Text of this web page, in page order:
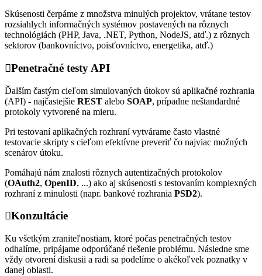
Skúsenosti čerpáme z množstva minulých projektov, vrátane testov
rozsiahlych informačných systémov postavených na rôznych
technológiách (PHP, Java, .NET, Python, NodeJS, atď.) z rôznych
sektorov (bankovníctvo, poisťovníctvo, energetika, atď.)
Penetračné testy API
Ďalším častým cieľom simulovaných útokov sú aplikačné rozhrania
(API) - najčastejšie REST alebo SOAP, prípadne neštandardné
protokoly vytvorené na mieru.
Pri testovaní aplikačných rozhraní vytvárame často vlastné
testovacie skripty s cieľom efektívne preveriť čo najviac možných
scenárov útoku.
Pomáhajú nám znalosti rôznych autentizačných protokolov
(OAuth2, OpenID, ...) ako aj skúsenosti s testovaním komplexných
rozhraní z minulosti (napr. bankové rozhrania PSD2).
Konzultácie
Ku všetkým zraniteľnostiam, ktoré počas penetračných testov
odhalíme, pripájame odporúčané riešenie problému. Následne sme
vždy otvorení diskusii a radi sa podelíme o akékoľvek poznatky v
danej oblasti.